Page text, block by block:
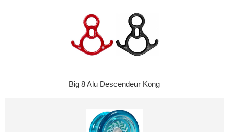
Big 8 Alu Descendeur Kong